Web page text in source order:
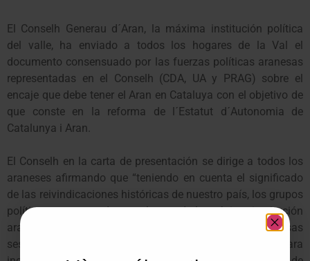
El Conselh Generau d´Aran, la máxima institución política
del valle, ha enviado a todos los hogares de la Val el
documento consensuado por las fuerzas políticas aranesas
representadas en el Conselh (CDA, UA y PRAG) sobre el
encaje que debe tener el Aran en Cataluya con el objetivo de
que conste en la reforma de l´Estatut d´Autonomia de
Catalunya i Aran.
El Conselh en la carta de presentación se dirige a todos los
araneses afirmando que “teniendo en cuenta el significado
de las reivindicaciones históricas de nuestro país, los grupos
políticos representados en el seno de la máxima institución
aranesa , Conselh Generau, han consensuado en diversas
sesiones de trabajo, una propuesta de documento para